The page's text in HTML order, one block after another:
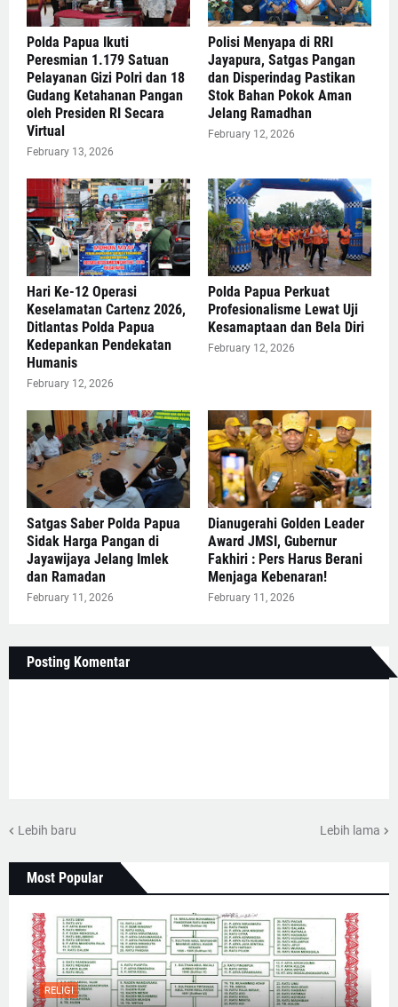
Polda Papua Ikuti
Peresmian 1.179 Satuan
Pelayanan Gizi Polri dan 18
Gudang Ketahanan Pangan
oleh Presiden RI Secara
Virtual
February 13, 2026
Polisi Menyapa di RRI
Jayapura, Satgas Pangan
dan Disperindag Pastikan
Stok Bahan Pokok Aman
Jelang Ramadhan
February 12, 2026
Hari Ke-12 Operasi
Keselamatan Cartenz 2026,
Ditlantas Polda Papua
Kedepankan Pendekatan
Humanis
February 12, 2026
Polda Papua Perkuat
Profesionalisme Lewat Uji
Kesamaptaan dan Bela Diri
February 12, 2026
Satgas Saber Polda Papua
Sidak Harga Pangan di
Jayawijaya Jelang Imlek
dan Ramadan
February 11, 2026
Dianugerahi Golden Leader
Award JMSI, Gubernur
Fakhiri : Pers Harus Berani
Menjaga Kebenaran!
February 11, 2026
Posting Komentar
Lebih baru Lebih lama
Most Popular
RELIGI